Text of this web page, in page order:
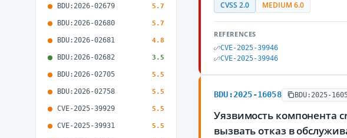
BDU:2026-02679 5.7
BDU:2026-02680 5.7
BDU:2026-02681 4.8
BDU:2026-02682 3.5
BDU:2026-02705 5.5
BDU:2026-02758 5.5
CVE-2025-39929 5.5
CVE-2025-39931 5.5
CVSS 2.0 MEDIUM 6.0
REFERENCES
CVE-2025-39946
CVE-2025-39946
BDU:2025-16058 BDU:2025-
Уязвимость компонента
вызвать отказ в